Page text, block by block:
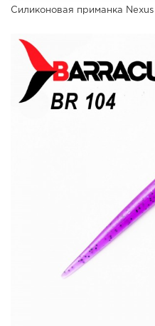
Силиконовая приманка